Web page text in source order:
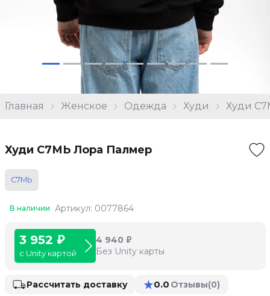
Главная Женское Одежда Худи Худи
Худи С7МЬ Лора Палмер
С7МЬ
В наличии Артикул: 0077864
3 952 ₽
с Unity картой
4 940 ₽
Без Unity карты
Рассчитать доставку ★0.0 Отзывы(0)